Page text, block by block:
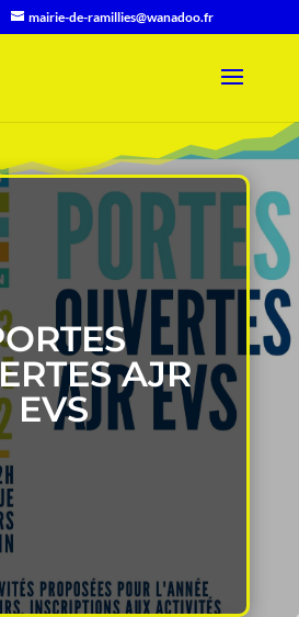
mairie-de-ramillies@wanadoo.fr
AJR
EVS